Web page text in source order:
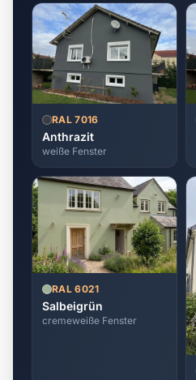
RAL 7016
Anthrazit
weiße Fenster
RAL 6021
Salbeigrün
cremeweiße Fenster